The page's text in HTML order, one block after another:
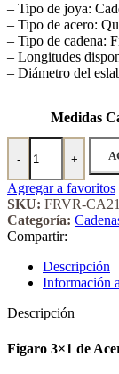
– Tipo de joya:
– Tipo de acero:
– Tipo de cadena:
– Longitudes
– Diámetro del
Medidas
-
Figaro 3x1 de
+
Agregar a favoritos
SKU: FRVR-
Categoría:
Compartir:
Descripción
Información
Descripción
Figaro 3×1 de